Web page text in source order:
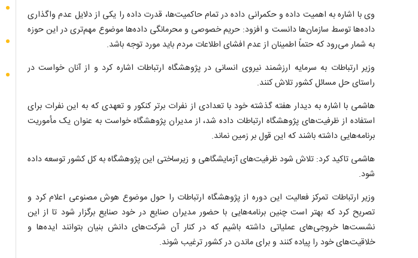
وی با اشاره به اهمیت داده و حکمرانی داده در تمام حاکمیت‌ها، قدرت داده را یکی از دلایل عدم واگذاری
داده‌ها توسط سازمان‌ها دانست و افزود: حریم خصوصی و محرمانگی داده‌ها موضوع مهم‌تری در این حوزه
به شمار می‌رود که حتماً اطمینان از عدم افشای اطلاعات مردم باید مورد توجه باشد.
وزیر ارتباطات به سرمایه ارزشمند نیروی انسانی در پژوهشگاه ارتباطات اشاره کرد و از آنان خواست در
راستای حل مسائل کشور تلاش کنند.
هاشمی با اشاره به دیدار هفته گذشته خود با تعدادی از نفرات برتر کنکور و تعهدی که به این نفرات برای
استفاده از ظرفیت‌های پژوهشگاه ارتباطات داده شد، از مدیران پژوهشگاه خواست به عنوان یک مأموریت
برنامه‌هایی داشته باشند که این قول بر زمین نماند.
هاشمی تاکید کرد: تلاش شود ظرفیت‌های آزمایشگاهی و زیرساختی این پژوهشگاه به کل کشور توسعه داده
شود.
وزیر ارتباطات تمرکز فعالیت این دوره از پژوهشگاه ارتباطات را حول موضوع هوش مصنوعی اعلام کرد و
تصریح کرد که بهتر است چنین برنامه‌هایی با حضور مدیران صنایع در خود صنایع برگزار شود تا از این
نشست‌ها خروجی‌های عملیاتی داشته باشیم که در کنار آن شرکت‌های دانش بنیان بتوانند ایده‌ها و
خلاقیت‌های خود را پیاده کنند و برای ماندن در کشور ترغیب شوند.